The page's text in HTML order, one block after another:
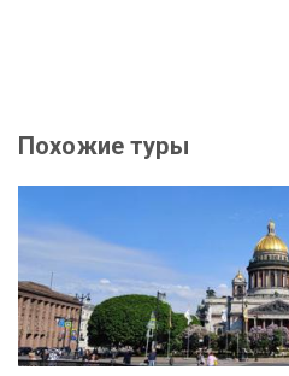
Похожие туры